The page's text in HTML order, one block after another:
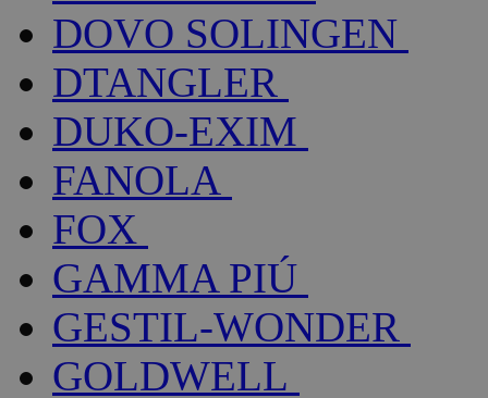
DOVO SOLINGEN
DTANGLER
DUKO-EXIM
FANOLA
FOX
GAMMA PIÚ
GESTIL-WONDER
GOLDWELL